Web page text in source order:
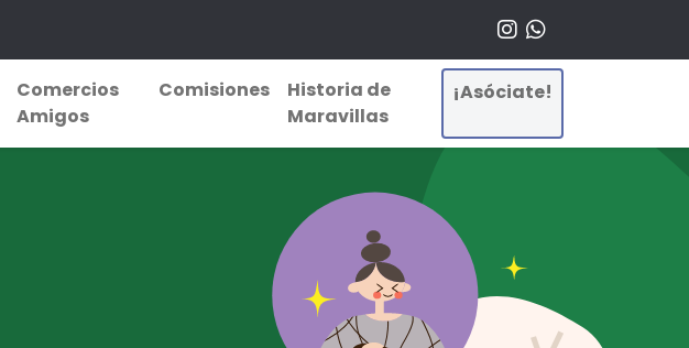
Comercios
Amigos
Comisiones
Historia de
Maravillas
¡Asóciate!